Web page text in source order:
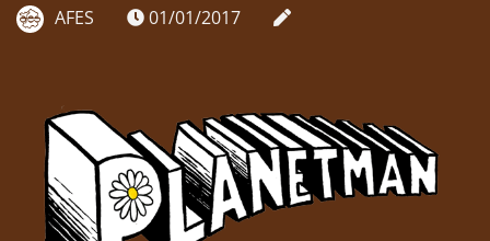
AFES 01/01/2017